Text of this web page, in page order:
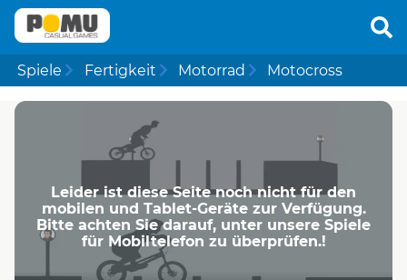
Spiele Fertigkeit Motorrad Motocross
Leider ist diese Seite noch nicht für den
mobilen und Tablet-Geräte zur Verfügung.
Bitte achten Sie darauf, unter unsere Spiele
für Mobiltelefon zu überprüfen.!